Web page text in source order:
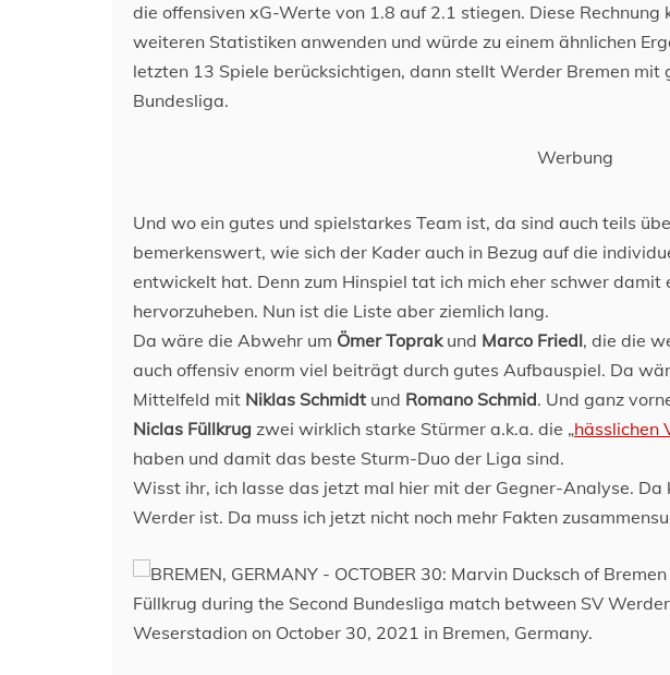
die offensiven xG-Werte von 1.8 auf 2.1 stiegen. Diese
weiteren Statistiken anwenden und würde zu einem ähnlichen
letzten 13 Spiele berücksichtigen, dann stellt Werder Bremen
Bundesliga.
Werbung
Und wo ein gutes und spielstarkes Team ist, da sind auch teils
bemerkenswert, wie sich der Kader auch in Bezug auf die
entwickelt hat. Denn zum Hinspiel tat ich mich eher schwer damit
hervorzuheben. Nun ist die Liste aber ziemlich lang.
Da wäre die Abwehr um Ömer Toprakund Marco Friedl, die die
auch offensiv enorm viel beiträgt durch gutes Aufbauspiel. Da
Mittelfeld mit Niklas Schmidt und Romano Schmid. Und ganz
Niclas Füllkrug zwei wirklich starke Stürmer a.k.a. die „hässlichen
haben und damit das beste Sturm-Duo der Liga sind.
Wisst ihr, ich lasse das jetzt mal hier mit der Gegner-Analyse.
Werder ist. Da muss ich jetzt nicht noch mehr Fakten